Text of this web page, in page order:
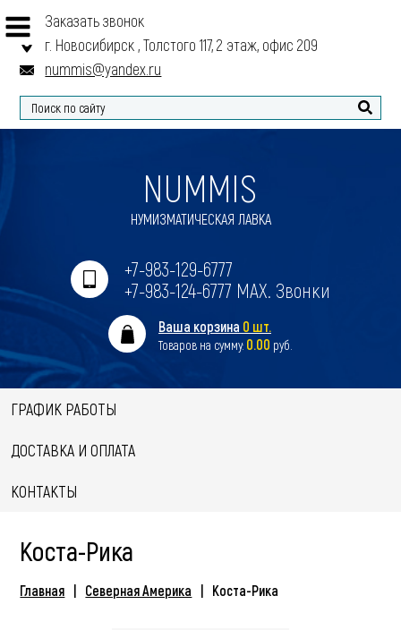
Заказать звонок
г. Новосибирск , Толстого 117, 2 этаж, офис 209
nummis@yandex.ru
Найти
NUMMIS
НУМИЗМАТИЧЕСКАЯ ЛАВКА
+7-983-129-6777
+7-983-124-6777 MAX. Звонки
Ваша корзина 0 шт.
Товаров на сумму: 0.00 руб.
ГРАФИК РАБОТЫ
ДОСТАВКА И ОПЛАТА
КОНТАКТЫ
Коста-Рика
Главная Северная Америка Коста-Рика